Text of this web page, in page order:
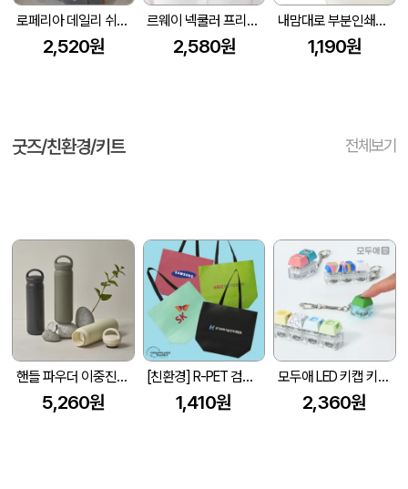
로페리아 데일리 쉬폰 70*70 정사각 실크 스카프
2,520원
르웨이 넥쿨러 프리사이즈 쿨스카프
2,580원
내맘대로 부분인쇄하는 아메바 스카프(면30수50cm)
1,190원
굿즈/친환경/키트 전체보기
핸들 파우더 이중진공 스텐텀블러 500ml 손잡이 텀블러
5,260원
[친환경] R-PET 검정내피 리유저블백 (4색/중형/170g)(450x150x400mm)
1,410원
모두애 LED 키캡 키링 굿즈
2,360원